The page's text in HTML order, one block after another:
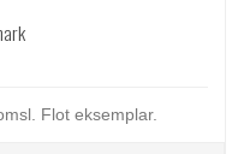
Flot eksemplar.